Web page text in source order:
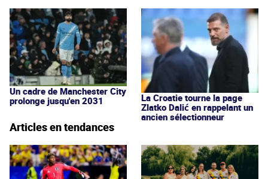
Un cadre de Manchester City
prolonge jusqu'en 2031
La Croatie tourne la page
Zlatko Dalić en rappelant un
ancien sélectionneur
Articles en tendances